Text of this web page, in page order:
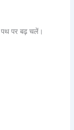
पथ पर बढ़ चलें।